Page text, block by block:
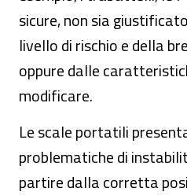
sicure, non sia
livello di rischio e della
oppure dalle
modificare.
Le scale portatili
problematiche di
partire dalla corretta